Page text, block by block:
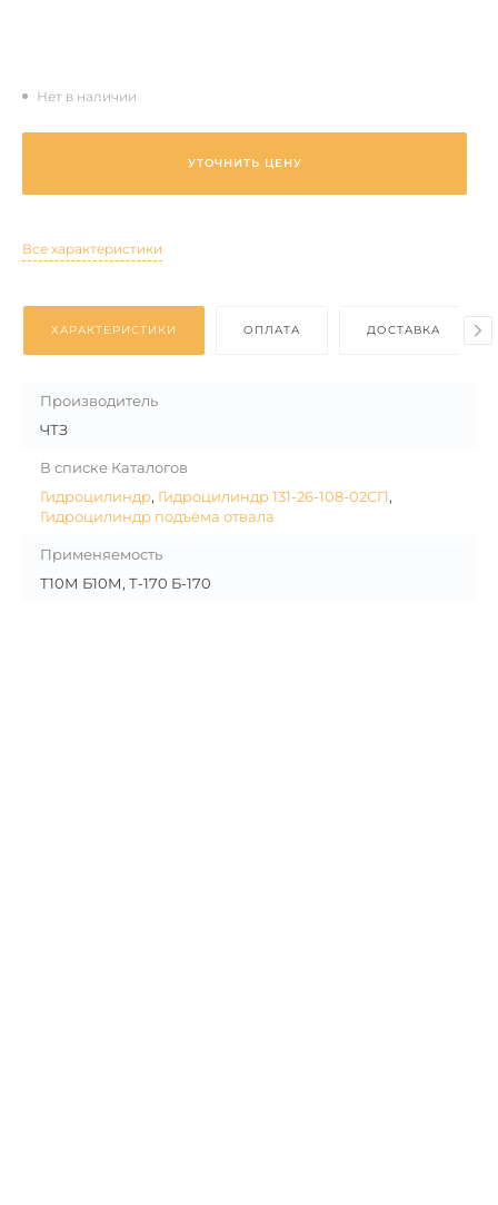
Нет в наличии
УТОЧНИТЬ ЦЕНУ
Все характеристики
ХАРАКТЕРИСТИКИ ОПЛАТА ДОСТАВКА
Производитель
ЧТЗ
В списке Каталогов
Гидроцилиндр, Гидроцилиндр 131-26-108-02СП,
Гидроцилиндр подъёма отвала
Применяемость
Т10М Б10М, Т-170 Б-170